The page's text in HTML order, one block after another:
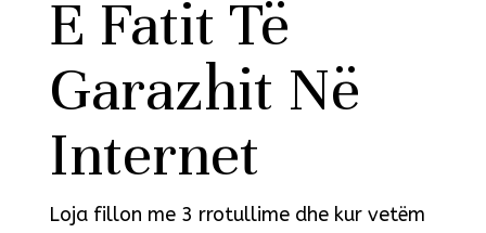
E Fatit Të
Garazhit Në
Internet
Loja fillon me 3 rrotullime dhe kur vetëm